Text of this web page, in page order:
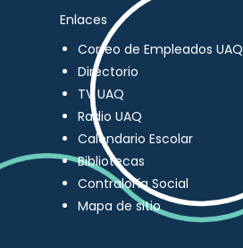
Enlaces
Correo de Empleados UAQ
Directorio
TV UAQ
Radio UAQ
Calendario Escolar
Bibliotecas
Contraloría Social
Mapa de sitio